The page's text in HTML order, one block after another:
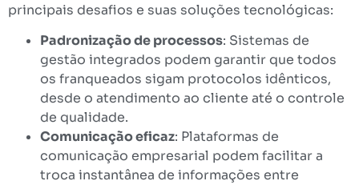
principais desafios e suas soluções tecnológicas:
Padronização de processos: Sistemas de
gestão integrados podem garantir que todos
os franqueados sigam protocolos idênticos,
desde o atendimento ao cliente até o controle
de qualidade.
Comunicação eficaz: Plataformas de
comunicação empresarial podem facilitar a
troca instantânea de informações entre